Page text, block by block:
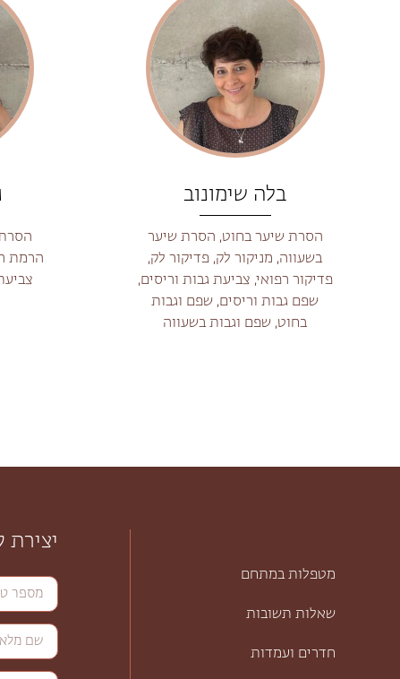
בלה שימונוב
הסרת שיער בחוט, הסרת שיער
בשעווה, מניקור לק, פדיקור לק,
פדיקור רפואי, צביעת גבות וריסים,
שפם גבות וריסים, שפם וגבות
בחוט, שפם וגבות בשעווה
הרמת
מטפלות במתחם
שאלות תשובות
חדרים ועמדות
יצירת